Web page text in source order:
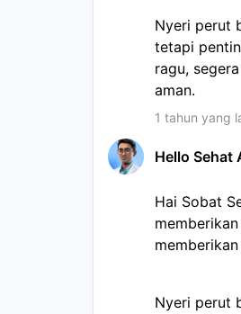
Nyeri perut
tetapi
ragu,
aman.
1 tahun yang
Hello Sehat
Hai Sobat
Nyeri perut